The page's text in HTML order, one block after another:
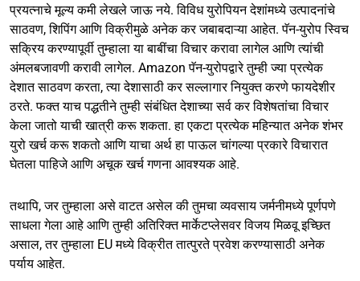
प्रयत्नाचे मूल्य कमी लेखले जाऊ नये. विविध युरोपियन देशांमध्ये उत्पादनांचे
साठवण, शिपिंग आणि विक्रीमुळे अनेक कर जबाबदाऱ्या आहेत. पॅन-युरोप स्विच
सक्रिय करण्यापूर्वी तुम्हाला या बाबींचा विचार करावा लागेल आणि त्यांची
अंमलबजावणी करावी लागेल. Amazon पॅन-युरोपद्वारे तुम्ही ज्या प्रत्येक
देशात साठवण करता, त्या देशासाठी कर सल्लागार नियुक्त करणे फायदेशीर
ठरते. फक्त याच पद्धतीने तुम्ही संबंधित देशाच्या सर्व कर विशेषतांचा विचार
केला जातो याची खात्री करू शकता. हा एकटा प्रत्येक महिन्यात अनेक शंभर
युरो खर्च करू शकतो आणि याचा अर्थ हा पाऊल चांगल्या प्रकारे विचारात
घेतला पाहिजे आणि अचूक खर्च गणना आवश्यक आहे.
तथापि, जर तुम्हाला असे वाटत असेल की तुमचा व्यवसाय जर्मनीमध्ये पूर्णपणे
साधला गेला आहे आणि तुम्ही अतिरिक्त मार्केटप्लेसवर विजय मिळवू इच्छित
असाल, तर तुम्हाला EU मध्ये विक्रीत तात्पुरते प्रवेश करण्यासाठी अनेक
पर्याय आहेत.